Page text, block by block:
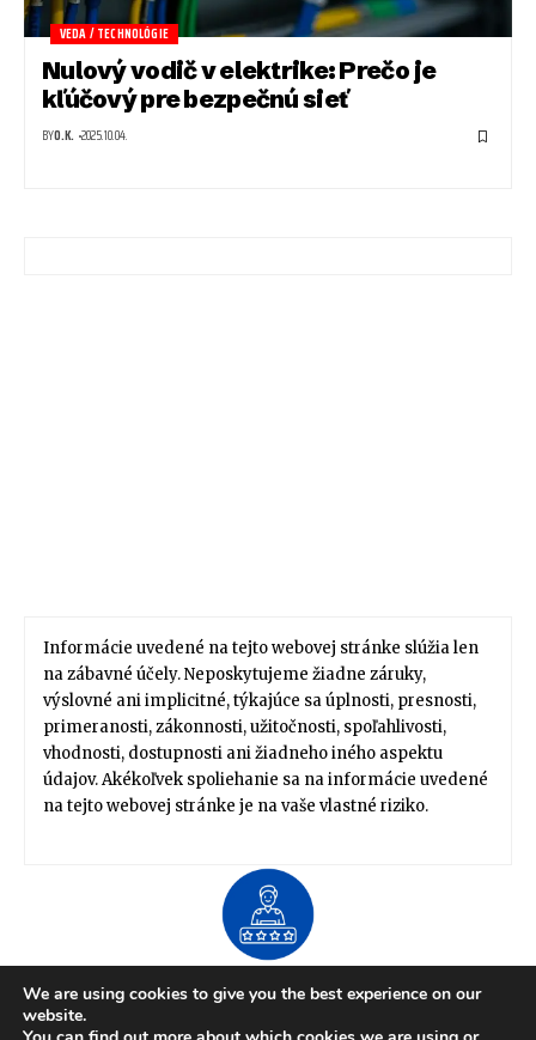
VEDA / TECHNOLÓGIE
Nulový vodič v elektrike: Prečo je
kľúčový pre bezpečnú sieť
BYO.K. 2025.10.04.
Informácie uvedené na tejto webovej stránke slúžia len
na zábavné účely. Neposkytujeme žiadne záruky,
výslovné ani implicitné, týkajúce sa úplnosti, presnosti,
primeranosti, zákonnosti, užitočnosti, spoľahlivosti,
vhodnosti, dostupnosti ani žiadneho iného aspektu
údajov. Akékoľvek spoliehanie sa na informácie uvedené
na tejto webovej stránke je na vaše vlastné riziko.
About US
Zdravie / Životný štýl
Domov / Záhrada
Financie / Práca / Kariéra
Móda / Štýl Tipy / Návody
We are using cookies to give you the best experience on our
website.